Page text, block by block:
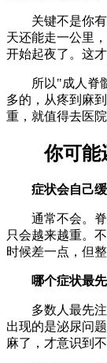
关键不是你有
天还能走一公里
开始起夜了。这才
所以"成人脊髓
多的，从疼到麻
重，就值得去医院
你可能
症状会自己
通常不会。脊
只会越来越重。
时候差一点，但
哪个症状最
多数人最先注
出现的是泌尿问
麻了，才意识到不